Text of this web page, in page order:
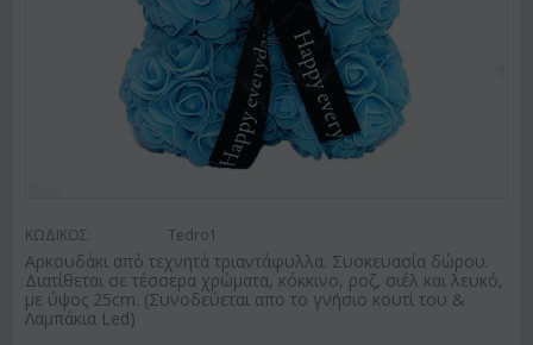
ΚΩΔΙΚΟΣ: Tedro1
Αρκουδάκι από τεχνητά τριαντάφυλλα. Συσκευασία δώρου.
Διατίθεται σε τέσσερα χρώματα, κόκκινο, ροζ, σιέλ και λευκό,
με ύψος 25cm. (Συνοδεύεται απο το γνήσιο κουτί του &
Λαμπάκια Led)